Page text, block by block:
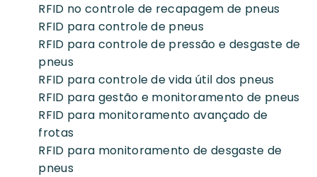
RFID no controle de recapagem de pneus
RFID para controle de pneus
RFID para controle de pressão e desgaste de
pneus
RFID para controle de vida útil dos pneus
RFID para gestão e monitoramento de pneus
RFID para monitoramento avançado de
frotas
RFID para monitoramento de desgaste de
pneus